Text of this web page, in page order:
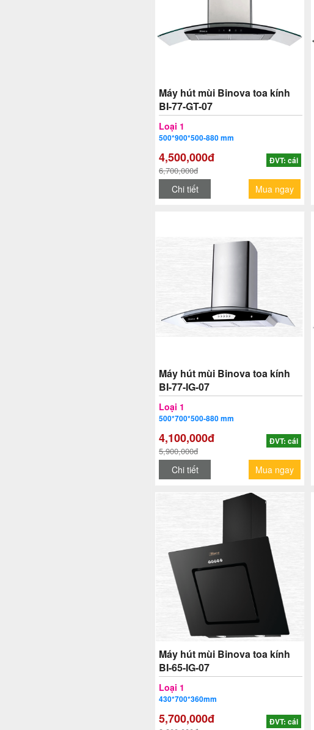
Máy hút mùi Binova toa kính
BI-77-GT-07
Loại 1
500*900*500-880 mm
4,500,000đ
6,700,000đ
ĐVT: cái
Chi tiết Mua ngay
Máy hút mùi Binova toa kính
BI-77-IG-07
Loại 1
500*700*500-880 mm
4,100,000đ
5,900,000đ
ĐVT: cái
Chi tiết Mua ngay
Máy hút mùi Binova toa kính
BI-65-IG-07
Loại 1
430*700*360mm
5,700,000đ ĐVT: cái